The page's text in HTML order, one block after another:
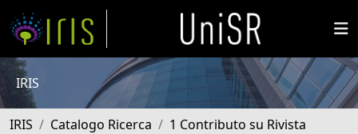
IRIS
IRIS Catalogo Ricerca
1 Contributo su Rivista